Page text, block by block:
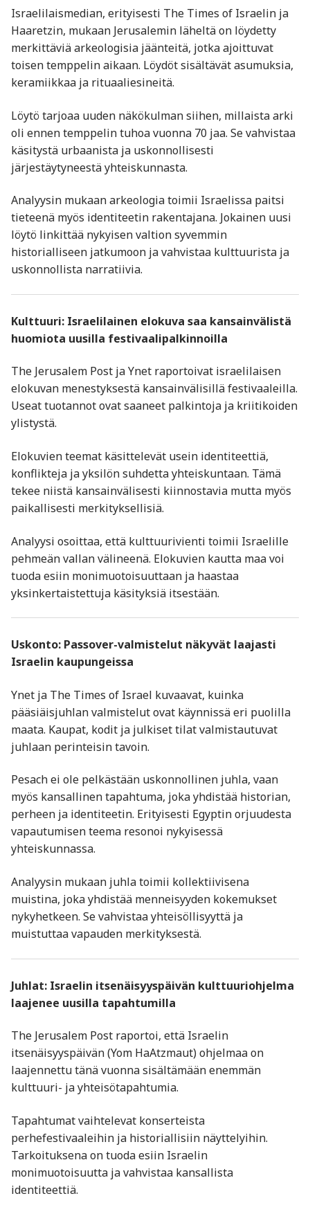
Israelilaismedian, erityisesti The Times of Israelin ja
Haaretzin, mukaan Jerusalemin läheltä on löydetty
merkittäviä arkeologisia jäänteitä, jotka ajoittuvat
toisen temppelin aikaan. Löydöt sisältävät asumuksia,
keramiikkaa ja rituaaliesineitä.
Löytö tarjoaa uuden näkökulman siihen, millaista arki
oli ennen temppelin tuhoa vuonna 70 jaa. Se vahvistaa
käsitystä urbaanista ja uskonnollisesti
järjestäytyneestä yhteiskunnasta.
Analyysin mukaan arkeologia toimii Israelissa paitsi
tieteenä myös identiteetin rakentajana. Jokainen uusi
löytö linkittää nykyisen valtion syvemmin
historialliseen jatkumoon ja vahvistaa kulttuurista ja
uskonnollista narratiivia.
Kulttuuri: Israelilainen elokuva saa kansainvälistä
huomiota uusilla festivaalipalkinnoilla
The Jerusalem Post ja Ynet raportoivat israelilaisen
elokuvan menestyksestä kansainvälisillä festivaaleilla.
Useat tuotannot ovat saaneet palkintoja ja kriitikoiden
ylistystä.
Elokuvien teemat käsittelevät usein identiteettiä,
konflikteja ja yksilön suhdetta yhteiskuntaan. Tämä
tekee niistä kansainvälisesti kiinnostavia mutta myös
paikallisesti merkityksellisiä.
Analyysi osoittaa, että kulttuurivienti toimii Israelille
pehmeän vallan välineenä. Elokuvien kautta maa voi
tuoda esiin monimuotoisuuttaan ja haastaa
yksinkertaistettuja käsityksiä itsestään.
Uskonto: Passover-valmistelut näkyvät laajasti
Israelin kaupungeissa
Ynet ja The Times of Israel kuvaavat, kuinka
pääsiäisjuhlan valmistelut ovat käynnissä eri puolilla
maata. Kaupat, kodit ja julkiset tilat valmistautuvat
juhlaan perinteisin tavoin.
Pesach ei ole pelkästään uskonnollinen juhla, vaan
myös kansallinen tapahtuma, joka yhdistää historian,
perheen ja identiteetin. Erityisesti Egyptin orjuudesta
vapautumisen teema resonoi nykyisessä
yhteiskunnassa.
Analyysin mukaan juhla toimii kollektiivisena
muistina, joka yhdistää menneisyyden kokemukset
nykyhetkeen. Se vahvistaa yhteisöllisyyttä ja
muistuttaa vapauden merkityksestä.
Juhlat: Israelin itsenäisyyspäivän kulttuuriohjelma
laajenee uusilla tapahtumilla
The Jerusalem Post raportoi, että Israelin
itsenäisyyspäivän (Yom HaAtzmaut) ohjelmaa on
laajennettu tänä vuonna sisältämään enemmän
kulttuuri- ja yhteisötapahtumia.
Tapahtumat vaihtelevat konserteista
perhefestivaaleihin ja historiallisiin näyttelyihin.
Tarkoituksena on tuoda esiin Israelin
monimuotoisuutta ja vahvistaa kansallista
identiteettiä.